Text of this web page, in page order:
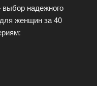
выбор надежного
женщин за 40